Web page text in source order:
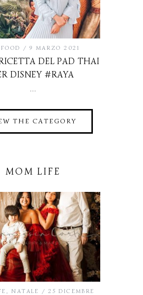
9 MARZO 2021
DEL PAD THAI
DISNEY #RAYA
THE CATEGORY
MOM LIFE
,NATALE
25 DICEMBRE